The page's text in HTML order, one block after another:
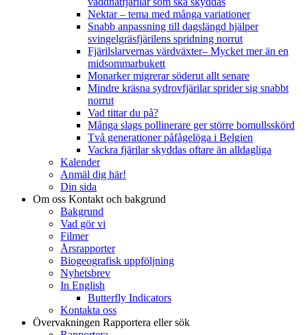
Nektar – tema med många variationer
Snabb anpassning till dagslängd hjälper
svingelgräsfjärilens spridning norrut
Fjärilslarvernas värdväxter– Mycket mer än en
midsommarbukett
Monarker migrerar söderut allt senare
Mindre kräsna sydrovfjärilar sprider sig snabbt
norrut
Vad tittar du på?
Många slags pollinerare ger större bomullsskörd
Två generationer påfågelöga i Belgien
Vackra fjärilar skyddas oftare än alldagliga
Kalender
Anmäl dig här!
Din sida
Om oss Kontakt och bakgrund
Bakgrund
Vad gör vi
Filmer
Årsrapporter
Biogeografisk uppföljning
Nyhetsbrev
In English
Butterfly Indicators
Kontakta oss
Övervakningen Rapportera eller sök